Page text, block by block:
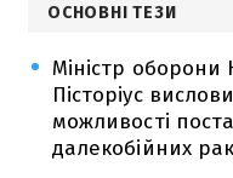
ОСНОВНІ ТЕЗИ
Міністр
Пісторіус
можливості
далекобійних